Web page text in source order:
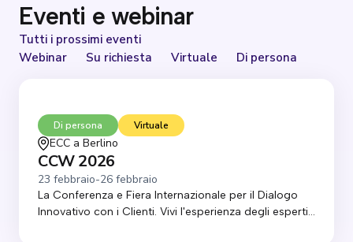
Eventi e webinar
Tutti i prossimi eventi
Webinar
Su richiesta Virtuale Di persona
Di persona Virtuale
ECC a Berlino
CCW 2026
23 febbraio-26 febbraio
La Conferenza e Fiera Internazionale per il Dialogo
Innovativo con i Clienti. Vivi l'esperienza degli esperti...